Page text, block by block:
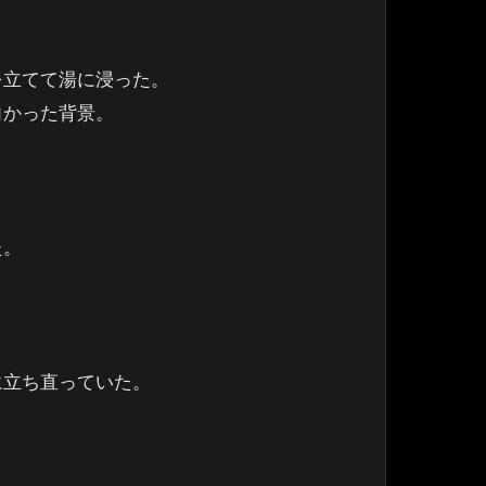
てて湯に浸った。
った背景。
ち直っていた。